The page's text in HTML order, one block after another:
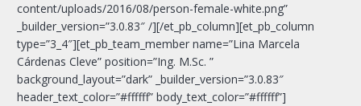
content/uploads/2016/08/person-female-white.png”
_builder_version=”3.0.83″ /][/et_pb_column][et_pb_column
type=”3_4″][et_pb_team_member name=”Lina Marcela
Cárdenas Cleve” position=”Ing. M.Sc. ”
background_layout=”dark” _builder_version=”3.0.83″
header_text_color=”#ffffff” body_text_color=”#ffffff”]